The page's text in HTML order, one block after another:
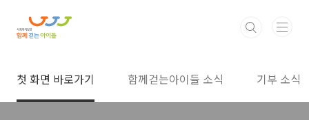
첫 화면 바로가기 함께걷는아이들 소식 기부 소식